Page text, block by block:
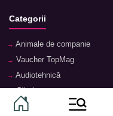
Categorii
Animale de companie
Vaucher TopMag
Audiotehnică
Smartphone-uri